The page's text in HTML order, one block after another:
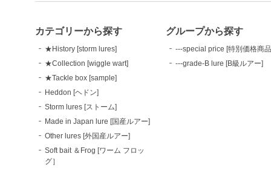
カテゴリーから探す
★History [storm lures]
★Collection [wiggle wart]
★Tackle box [sample]
Heddon [ヘドン]
Storm lures [ストーム]
Made in Japan lure [国産ルアー]
Other lures [外国産ルアー]
Soft bait ＆Frog [ワーム フロッ
グ］
グループから探す
---special price [特別価格商
---grade-B lure [B級ルアー]